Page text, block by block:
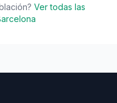
Ver todas las